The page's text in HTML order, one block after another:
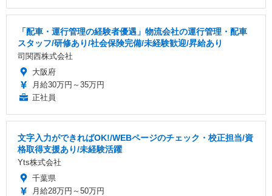
「配車・運行管理の経験者優遇」物流会社の運行管理・配車
スタッフ/研修あり/社会保険完備/未経験歓迎/昇給あり
司関西株式会社
大阪府
月給30万円～35万円
正社員
文字入力ができればOK!/WEBページのチェック・校正担当/資
格取得支援あり/未経験活躍
Yts株式会社
千葉県
月給28万円～50万円